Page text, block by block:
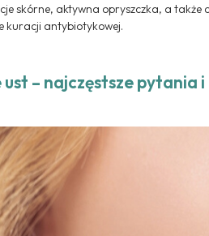
skórne, aktywna opryszczka, a
kuracji antybiotykowej.
ust – najczęstsze pytania